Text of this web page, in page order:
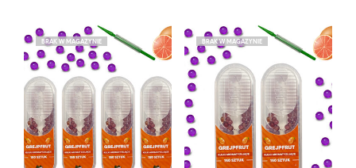
BRAK W MAGAZYNIE BRAK W MAGAZYNIE